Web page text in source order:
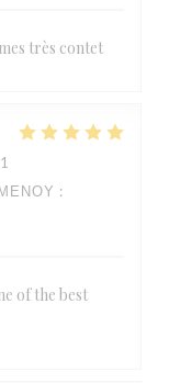
très contet
:
of the best